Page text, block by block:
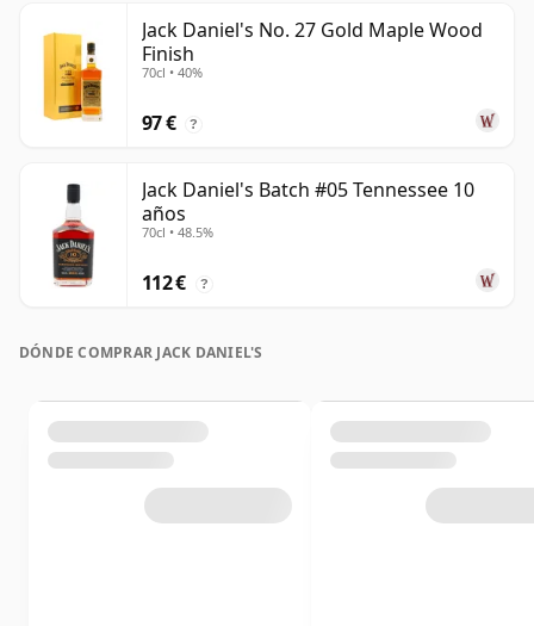
Jack Daniel's No. 27 Gold Maple Wood
Finish
70cl • 40%
97 € ?
Jack Daniel's Batch #05 Tennessee 10
años
70cl • 48.5%
112 € ?
DÓNDE COMPRAR JACK DANIEL'S